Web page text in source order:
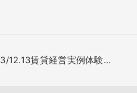
3/12.13賃貸経営実例体験…